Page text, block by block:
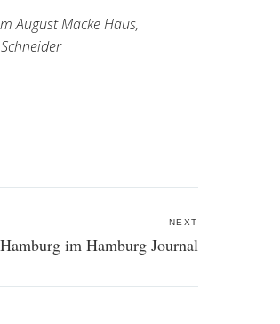
August Macke Haus,
NEXT
im Hamburg Journal